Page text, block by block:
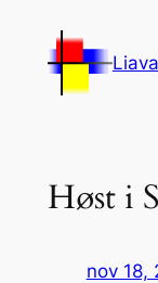
innhold
Høst i
nov 18,